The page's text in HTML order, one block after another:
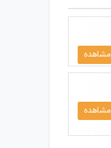
مشاهده
مشاهده